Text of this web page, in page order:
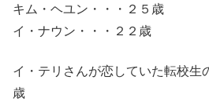
キム・ヘユン・・・２５歳
イ・ナウン・・・２２歳
イ・テリさんが恋していた転校生
歳